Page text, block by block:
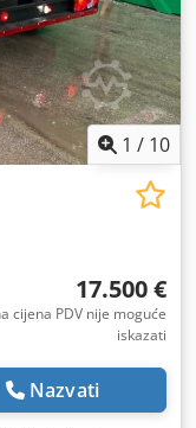
1 / 10
17.500 €
cijena PDV nije moguće
iskazati
Nazvati